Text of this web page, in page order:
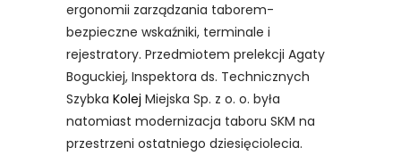
ergonomii zarządzania taborem-
bezpieczne wskaźniki, terminale i
rejestratory. Przedmiotem prelekcji Agaty
Boguckiej, Inspektora ds. Technicznych
Szybka Kolej Miejska Sp. z o. o. była
natomiast modernizacja taboru SKM na
przestrzeni ostatniego dziesięciolecia.